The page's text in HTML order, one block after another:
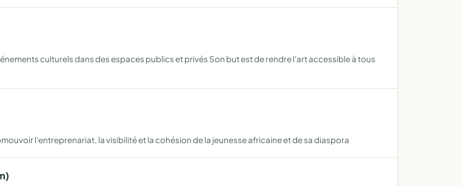
culturels dans des espaces publics et privés Son but est de rendre l'art accessible à tous
l'entreprenariat, la visibilité et la cohésion de la jeunesse africaine et de sa diaspora